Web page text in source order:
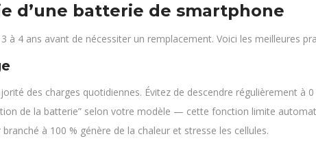
d’une batterie de smartphone
à 4 ans avant de nécessiter un remplacement. Voici les meilleures
des charges quotidiennes. Évitez de descendre régulièrement à
de la batterie” selon votre modèle — cette fonction limite
branché à 100 % génère de la chaleur et stresse les cellules.